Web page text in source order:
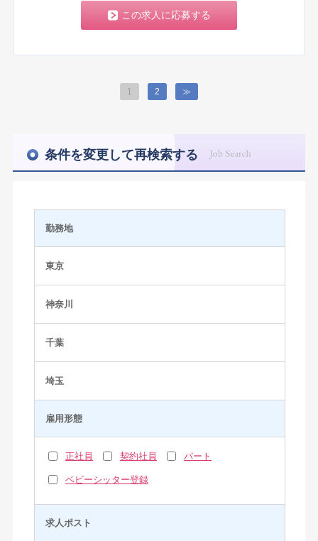
この求人に応募する
1 2 ≫
条件を変更して再検索する
勤務地
東京
神奈川
千葉
埼玉
雇用形態
正社員 契約社員 パート
ベビーシッター登録
求人ポスト